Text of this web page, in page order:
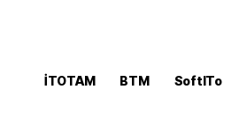
İTOTAM BTM SoftITo